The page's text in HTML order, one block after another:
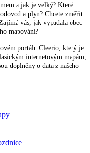
a jak je velký? Které
a plyn? Chcete změřit
vás, jak vypadala obec
mapování?
portálu Cleerio, který je
internetovým mapám,
doplněny o data z našeho